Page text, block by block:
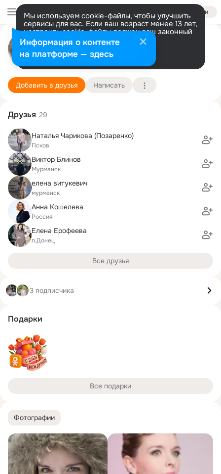
Войти
Мы используем cookie-файлы, чтобы улучшить
сервисы для вас. Если ваш возраст менее 13 лет,
настроить cookie-файлы должен ваш законный
представитель. Больше информации
Разрешить все Настроить
Евгения Ляшенко
Мурманск 3 декабря (50 лет)
Подробнее
Добавить в друзья Написать
Фотографии
Друзья 29
Наталья Чарикова (Позаренко)
Псков
Виктор Блинов
Мурманск
елена витукевич
мурманск
Анна Кошелева
Россия
Елена Ерофеева
п.Донец
Все друзья
3 подписчика
Подарки
Все подарки
Информация о контенте
на платформе — здесь